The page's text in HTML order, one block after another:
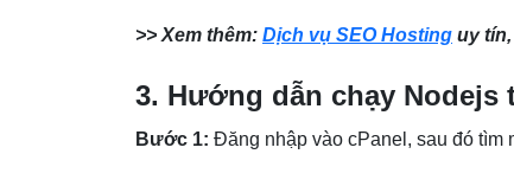
>> Xem thêm: Dịch vụ SEO Hosting uy
3. Hướng dẫn chạy Nodejs
Bước 1: Đăng nhập vào cPanel, sau đó tìm